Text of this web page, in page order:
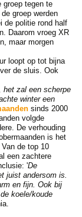
groep tegen te
groep werden
de politie rond half
Daarom vroeg XR
maar morgen
loopt op tot bijna
de sluis. Ook
het zal een scherpe
winter een
sinds 2000
volgde
De verhouding
is het
de top 10
een zachtere
'De
juist andersom is.
en fijn. Ook bij
koele/koude